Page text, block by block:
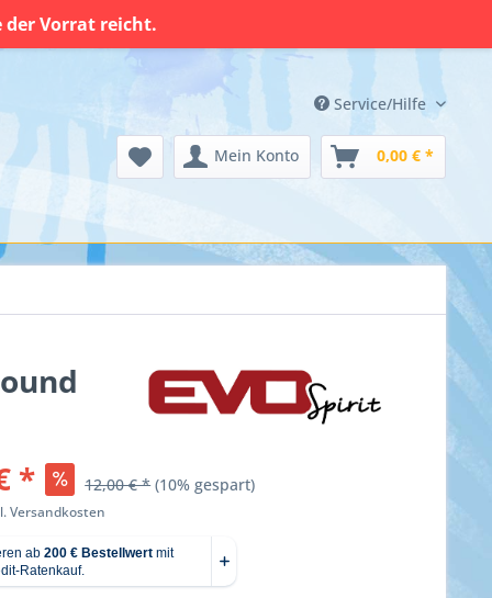
der Vorrat reicht.
Service/Hilfe
Mein Konto 0,00 € *
* 12,00 € * (10% gespart)
Versandkosten